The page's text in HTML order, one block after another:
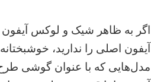
اگر به ظاهر شیک و لوکس آیفون
آیفون اصلی را ندارید،
مدل‌هایی که با عنوان گوشی